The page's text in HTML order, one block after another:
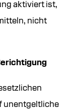
aktiviert ist,
nicht
unentgeltliche